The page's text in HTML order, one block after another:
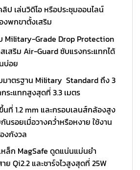
ป เล่นวิดีโอ หรือประชุมออนไลน์
งพกขาตั้งเสริม
Military-Grade Drop Protection
เสริม Air-Guard ซับแรงกระแทกได้
บ่อย
มาตรฐาน Military Standard ถึง 3
ระแทกสูงสุดที่ 3.3 เมตร
ที่ 1.2 mm และกรอบเลนส์กล้องสูง
นรอยเมื่อวางคว่ำหรือหงาย ใช้งาน
งกังวล
ล็ก MagSafe ดูดแน่นแม่นยำ
ย Qi2.2 และชาร์จไวสูงสุดที่ 25W